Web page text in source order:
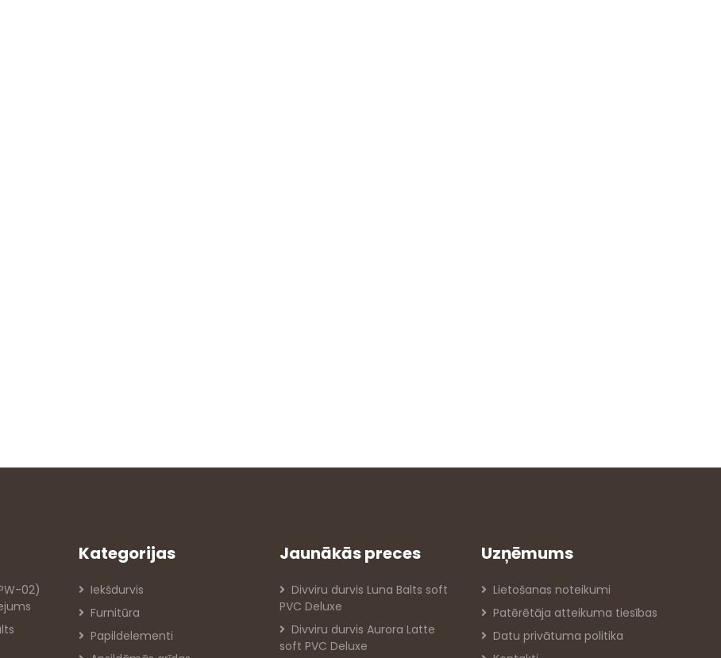
02)
Kategorijas
Iekšdurvis
Furnitūra
Papildelementi
Jaunākās preces
Divviru durvis Luna Balts soft
PVC Deluxe
Divviru durvis Aurora Latte
soft PVC Deluxe
Uzņēmums
Lietošanas noteikumi
Patērētāja atteikuma tiesības
Datu privātuma politika